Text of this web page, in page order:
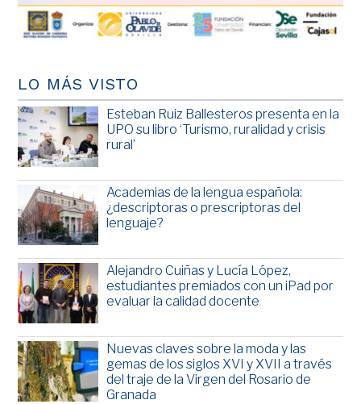
LO MÁS VISTO
Esteban Ruiz Ballesteros presenta en la
UPO su libro ‘Turismo, ruralidad y crisis
rural’
Academias de la lengua española:
¿descriptoras o prescriptoras del
lenguaje?
Alejandro Cuiñas y Lucía López,
estudiantes premiados con un iPad por
evaluar la calidad docente
Nuevas claves sobre la moda y las
gemas de los siglos XVI y XVII a través
del traje de la Virgen del Rosario de
Granada